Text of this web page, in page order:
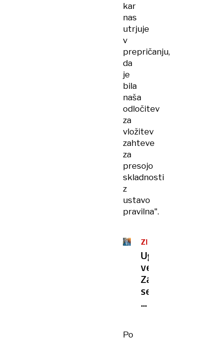
kar
nas
utrjuje
v
prepričanju,
da
je
bila
naša
odločitev
za
vložitev
zahteve
za
presojo
skladnosti
z
ustavo
pravilna".
ZDRAVSTVO
Ugovor
vesti:
Zakaj
se
lahko
Po